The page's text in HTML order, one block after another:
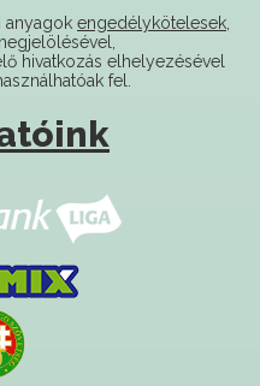
hivatkozás elhelyezésével
fel.